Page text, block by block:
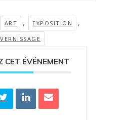
ART , EXPOSITION ,
VERNISSAGE
CET ÉVÉNEMENT